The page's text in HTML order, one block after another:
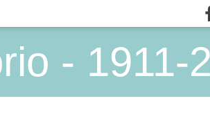
- 1911-